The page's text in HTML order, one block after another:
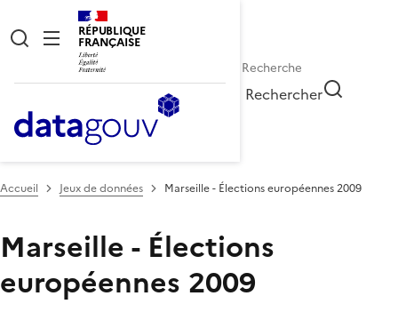
RÉPUBLIQUE
FRANÇAISE
Rechercher
Accueil Jeux de données Marseille - Élections européennes 2009
Marseille - Élections
européennes 2009